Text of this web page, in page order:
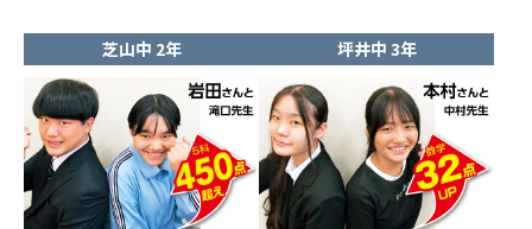
芝山中 2年 坪井中 3年